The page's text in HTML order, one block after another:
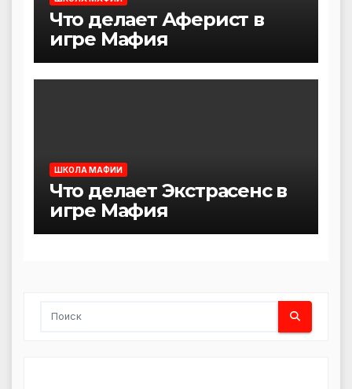
Что делает Аферист в
игре Мафия
ШКОЛА МАФИИ
Что делает Экстрасенс в
игре Мафия